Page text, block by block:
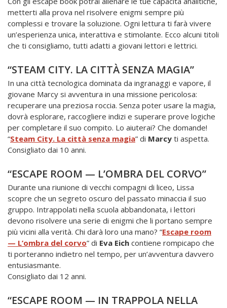
metterti alla prova nel risolvere enigmi sempre più
complessi e trovare la soluzione. Ogni lettura ti farà vivere
un’esperienza unica, interattiva e stimolante. Ecco alcuni titoli
che ti consigliamo, tutti adatti a giovani lettori e lettrici.
“STEAM CITY. LA CITTÀ SENZA MAGIA”
In una città tecnologica dominata da ingranaggi e vapore, il
giovane Marcy si avventura in una missione pericolosa:
recuperare una preziosa roccia. Senza poter usare la magia,
dovrà esplorare, raccogliere indizi e superare prove logiche
per completare il suo compito. Lo aiuterai? Che domande!
“Steam City. La città senza magia” di Marcy ti aspetta.
Consigliato dai 10 anni.
“ESCAPE ROOM — L’OMBRA DEL CORVO”
Durante una riunione di vecchi compagni di liceo, Lissa
scopre che un segreto oscuro del passato minaccia il suo
gruppo. Intrappolati nella scuola abbandonata, i lettori
devono risolvere una serie di enigmi che li portano sempre
più vicini alla verità. Chi darà loro una mano? “Escape room
— L’ombra del corvo” di Eva Eich contiene rompicapo che
ti porteranno indietro nel tempo, per un’avventura davvero
entusiasmante.
Consigliato dai 12 anni.
“ESCAPE ROOM — IN TRAPPOLA NELLA